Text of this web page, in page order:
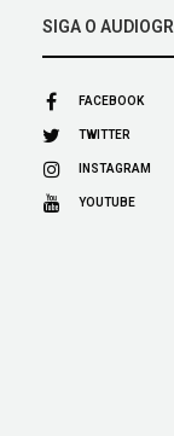
SIGA O
FACEBOOK
TWITTER
INSTAGRAM
YOUTUBE